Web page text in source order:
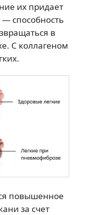
их придает
— способность
в
С коллагеном
повышенное
за счет